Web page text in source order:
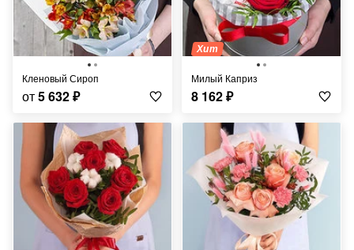
Кленовый Сироп
от5 632₽
Хит
Милый Каприз
8 162₽